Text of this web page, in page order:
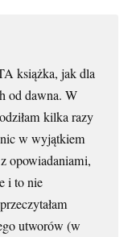
książka, jak dla
od dawna. W
kilka razy
nic w wyjątkiem
opowiadaniami,
i to nie
utworów (w